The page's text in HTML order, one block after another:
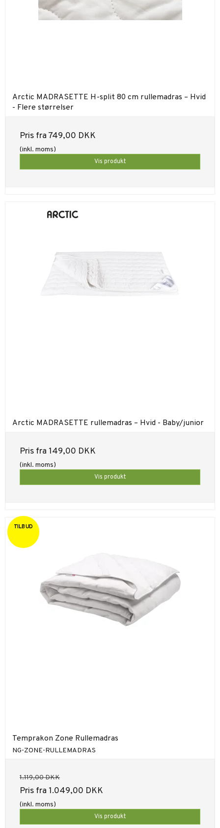
Arctic MADRASETTE H-split 80 cm rullemadras – Hvid
- Flere størrelser
Pris fra 749,00 DKK
(inkl. moms)
Vis produkt
Arctic MADRASETTE rullemadras – Hvid - Baby/junior
Pris fra 149,00 DKK
(inkl. moms)
Vis produkt
TILBUD
Temprakon Zone Rullemadras
NG-ZONE-RULLEMADRAS
1.119,00 DKK
Pris fra 1.049,00 DKK
(inkl. moms)
Vis produkt